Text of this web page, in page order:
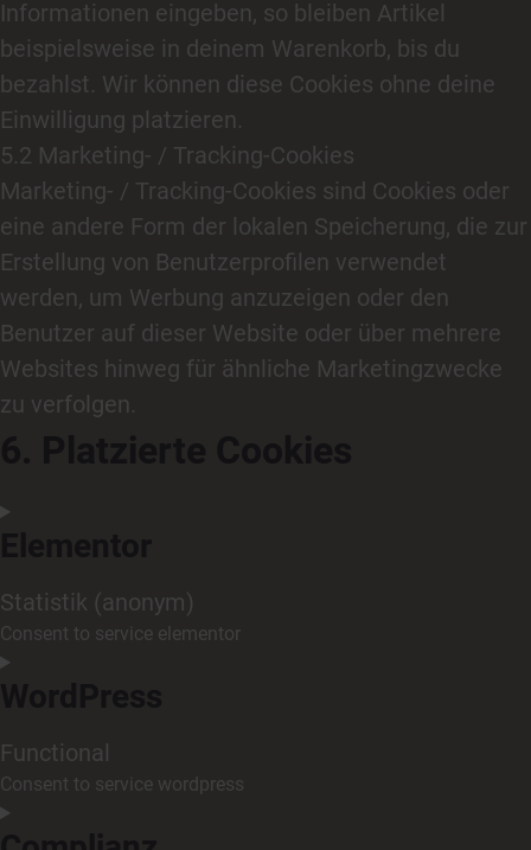
Informationen eingeben, so bleiben Artikel
beispielsweise in deinem Warenkorb, bis du
bezahlst. Wir können diese Cookies ohne deine
Einwilligung platzieren.
5.2 Marketing- / Tracking-Cookies
Marketing- / Tracking-Cookies sind Cookies oder
eine andere Form der lokalen Speicherung, die zur
Erstellung von Benutzerprofilen verwendet
werden, um Werbung anzuzeigen oder den
Benutzer auf dieser Website oder über mehrere
Websites hinweg für ähnliche Marketingzwecke
zu verfolgen.
Statistik (anonym)
Consent to service elementor
Functional
Consent to service wordpress